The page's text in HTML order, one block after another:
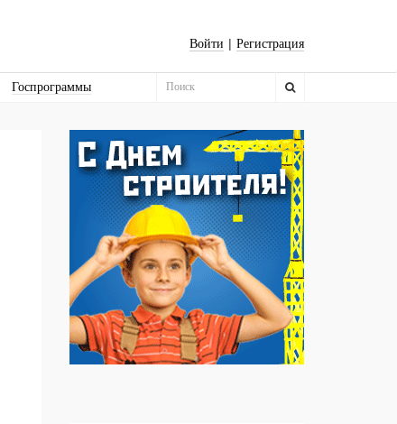
Войти | Регистрация
Госпрограммы